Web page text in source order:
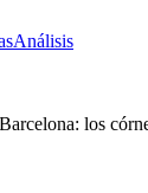
Análisis
los